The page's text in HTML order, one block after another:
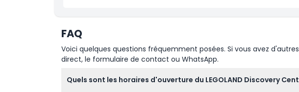
FAQ
Voici quelques questions fréquemment posées. Si vous avez
direct, le formulaire de contact ou WhatsApp.
Quels sont les horaires d'ouverture du LEGOLAND Discovery